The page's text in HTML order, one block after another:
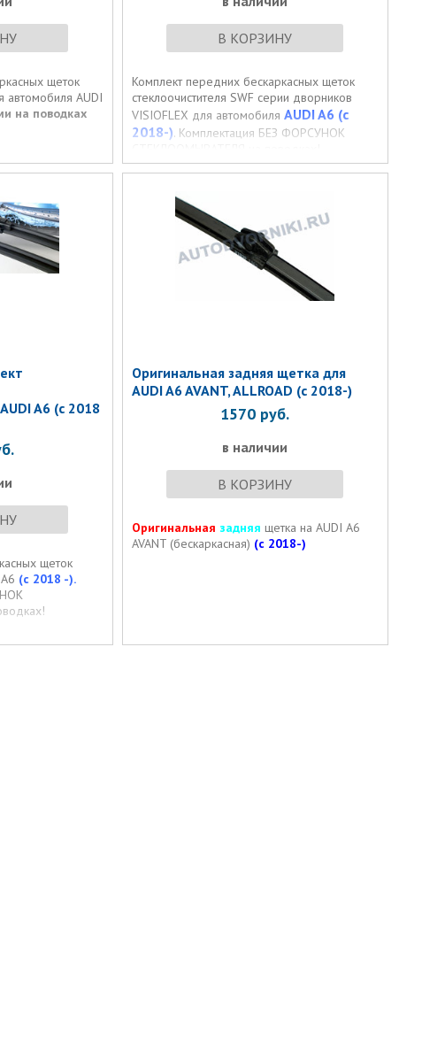
щеток
автомобиля AUDI
на поводках
В КОРЗИНУ
Комплект передних бескаркасных щеток
стеклоочистителя SWF серии дворников
VISIOFLEX для автомобиля AUDI A6 (с
2018-). Комплектация БЕЗ ФОРСУНОК
A6 (с 2018
щеток
(с 2018 -).
Оригинальная задняя щетка для
AUDI A6 AVANT, ALLROAD (с 2018-)
1570 руб.
в наличии
В КОРЗИНУ
Оригинальная задняя щетка на AUDI A6
AVANT (бескаркасная) (с 2018-)